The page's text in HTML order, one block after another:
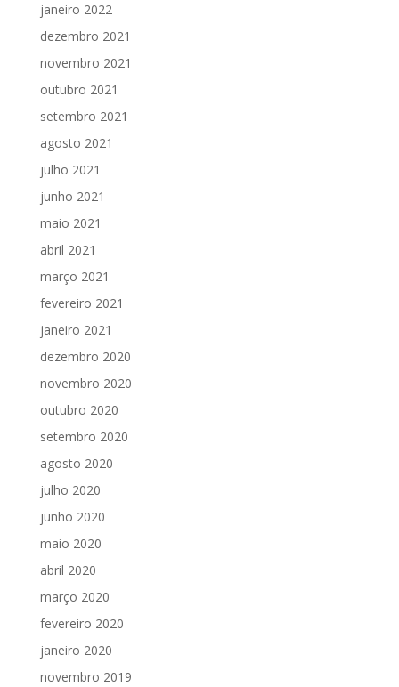
janeiro 2022
dezembro 2021
novembro 2021
outubro 2021
setembro 2021
agosto 2021
julho 2021
junho 2021
maio 2021
abril 2021
março 2021
fevereiro 2021
janeiro 2021
dezembro 2020
novembro 2020
outubro 2020
setembro 2020
agosto 2020
julho 2020
junho 2020
maio 2020
abril 2020
março 2020
fevereiro 2020
janeiro 2020
novembro 2019